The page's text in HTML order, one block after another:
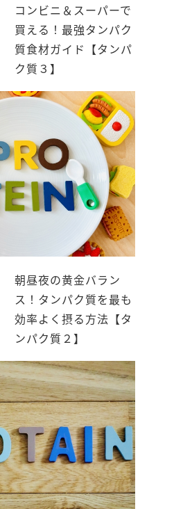
コンビニ＆スーパーで
買える！最強タンパク
質食材ガイド【タンパ
ク質３】
朝昼夜の黄金バラン
ス！タンパク質を最も
効率よく摂る方法【タ
ンパク質２】